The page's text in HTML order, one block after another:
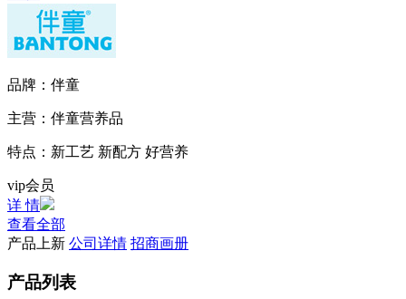
品牌： 伴童
主营： 伴童营养品
特点： 新工艺 新配方 好营养
vip会员
详 情
查看全部
产品上新 公司详情 招商画册
产品列表